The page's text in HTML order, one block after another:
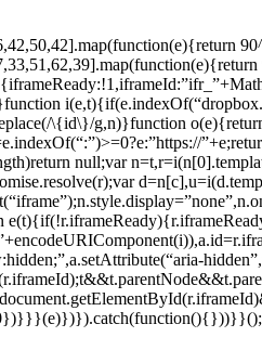
\{id\}/g,n)}function
null;var